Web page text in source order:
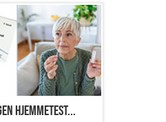
hjemmetest...